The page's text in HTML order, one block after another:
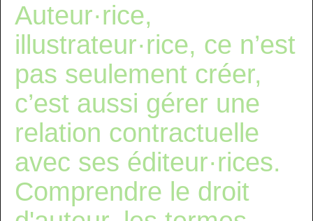
Auteur·rice,
illustrateur·rice, ce n’est
pas seulement créer,
c’est aussi gérer une
relation contractuelle
avec ses éditeur·rices.
Comprendre le droit